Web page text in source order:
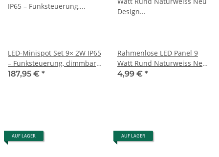
LED-Minispot Set 9× 2W IP65
– Funksteuerung, dimmbar,
erweiterbar bis 10 Spots #1
187,95 € *
Rahmenlose LED Panel 9
Watt Rund Naturweiss Neu
Design Einbau Decken
4,99 € *
AUF LAGER AUF LAGER